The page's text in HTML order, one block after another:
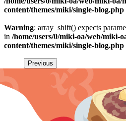
content/themes/miki/single-blog.php
Warning: array_shift() expects
in /home/users/0/miki-oa/web/miki-
content/themes/miki/single-blog.php
Previous